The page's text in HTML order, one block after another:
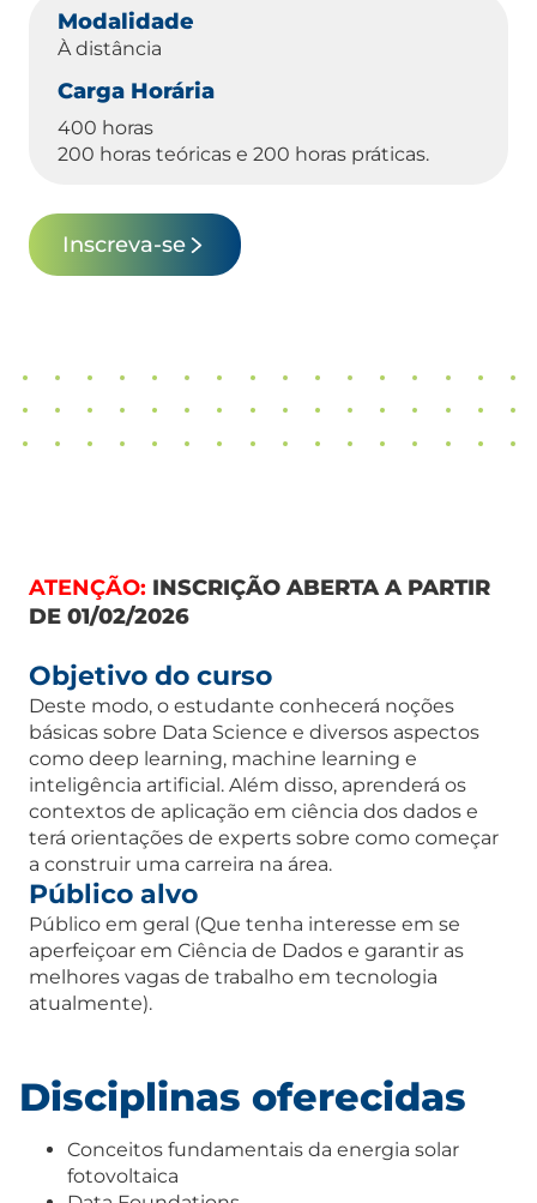
Modalidade
À distância
Carga Horária
400 horas
200 horas teóricas e 200 horas práticas.
Inscreva-se
ATENÇÃO: INSCRIÇÃO ABERTA A PARTIR
DE 01/02/2026
Objetivo do curso
Deste modo, o estudante conhecerá noções
básicas sobre Data Science e diversos aspectos
como deep learning, machine learning e
inteligência artificial. Além disso, aprenderá os
contextos de aplicação em ciência dos dados e
terá orientações de experts sobre como começar
a construir uma carreira na área.
Público alvo
Público em geral (Que tenha interesse em se
aperfeiçoar em Ciência de Dados e garantir as
melhores vagas de trabalho em tecnologia
atualmente).
Disciplinas oferecidas
Conceitos fundamentais da energia solar
fotovoltaica